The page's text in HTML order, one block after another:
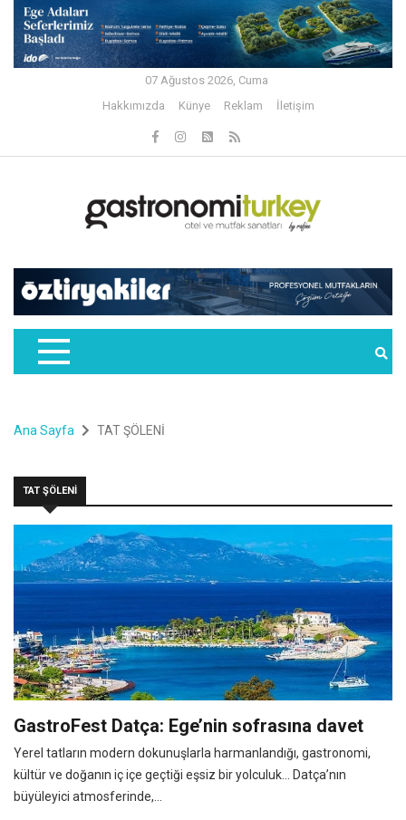
07 Ağustos 2026, Cuma
Hakkımızda
Künye Reklam İletişim
Ana Sayfa TAT ŞÖLENİ
TAT ŞÖLENİ
GastroFest Datça: Ege’nin sofrasına davet
Yerel tatların modern dokunuşlarla harmanlandığı, gastronomi,
kültür ve doğanın iç içe geçtiği eşsiz bir yolculuk… Datça’nın
büyüleyici atmosferinde,...